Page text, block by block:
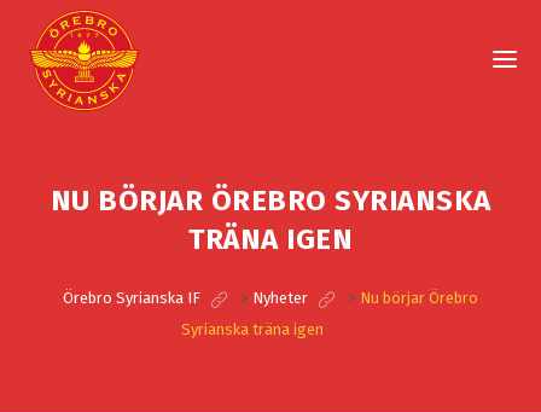
NU BÖRJAR ÖREBRO SYRIANSKA
TRÄNA IGEN
Örebro Syrianska IF > Nyheter > Nu börjar Örebro
Syrianska träna igen